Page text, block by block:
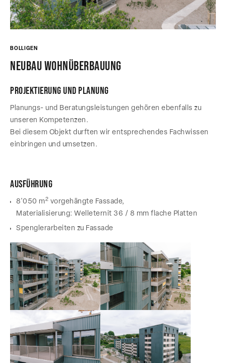
BOLLIGEN
Neubau Wohnüberbauung
Projektierung und Planung
Planungs- und Beratungsleistungen gehören ebenfalls zu
unseren Kompetenzen.
Bei diesem Objekt durften wir entsprechendes Fachwissen
einbringen und umsetzen.
Ausführung
8'050 m2 vorgehängte Fassade,
Materialisierung: Welleternit 36 / 8 mm flache Platten
Spenglerarbeiten zu Fassade